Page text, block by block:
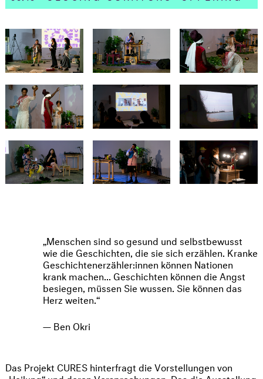
Menschen sind so gesund und selbstbewusst
wie die Geschichten, die sie sich erzählen. Kranke
Geschichtenerzähler:innen können Nationen
krank machen... Geschichten können die Angst
besiegen, müssen Sie wussen. Sie können das
Herz weiten.
Ben Okri
Das Projekt CURES hinterfragt die Vorstellungen von